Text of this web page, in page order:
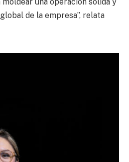
de la empresa”, relata